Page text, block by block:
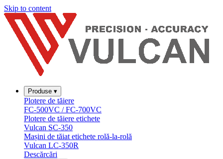
Skip to content
Produse ▾
Plotere de tăiere
FC-500VC / FC-700VC
Plotere de tăiere etichete
Vulcan SC-350
Mașini de tăiat etichete rolă-la-rolă
Vulcan LC-350R
Descărcări